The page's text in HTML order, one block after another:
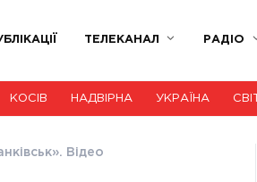
ТЕЛЕКАНАЛ РАДІО
КОСІВ НАДВІРНА УКРАЇНА СВІТ
Відео